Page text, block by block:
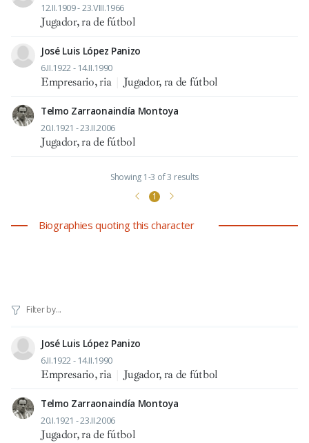
12.II.1909 - 23.VIII.1966
Jugador, ra de fútbol
José Luis López Panizo
6.II.1922 - 14.II.1990
Empresario, ria Jugador, ra de fútbol
Telmo Zarraonaindía Montoya
20.I.1921 - 23.II.2006
Jugador, ra de fútbol
Showing 1-3 of 3 results
1
Biographies quoting this character
José Luis López Panizo
6.II.1922 - 14.II.1990
Empresario, ria Jugador, ra de fútbol
Telmo Zarraonaindía Montoya
20.I.1921 - 23.II.2006
Jugador, ra de fútbol